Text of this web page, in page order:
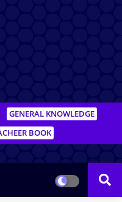
GENERAL KNOWLEDGE
BOOK